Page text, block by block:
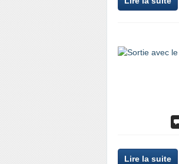
Lire la suite